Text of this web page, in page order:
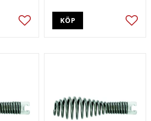
Lägg till i favoriter
KÖP